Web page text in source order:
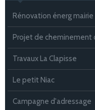
Rénovation énerg mairie
Projet de cheminement
Travaux La Clapisse
Le petit Niac
Campagne d'adressage